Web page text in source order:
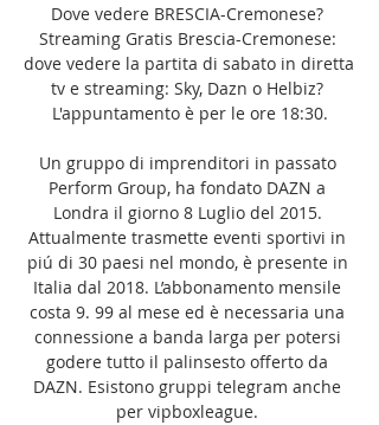
Dove vedere BRESCIA-Cremonese?
Streaming Gratis Brescia-Cremonese:
dove vedere la partita di sabato in diretta
tv e streaming: Sky, Dazn o Helbiz?
L'appuntamento è per le ore 18:30.
Un gruppo di imprenditori in passato
Perform Group, ha fondato DAZN a
Londra il giorno 8 Luglio del 2015.
Attualmente trasmette eventi sportivi in
piú di 30 paesi nel mondo, è presente in
Italia dal 2018. L’abbonamento mensile
costa 9. 99 al mese ed è necessaria una
connessione a banda larga per potersi
godere tutto il palinsesto offerto da
DAZN. Esistono gruppi telegram anche
per vipboxleague.